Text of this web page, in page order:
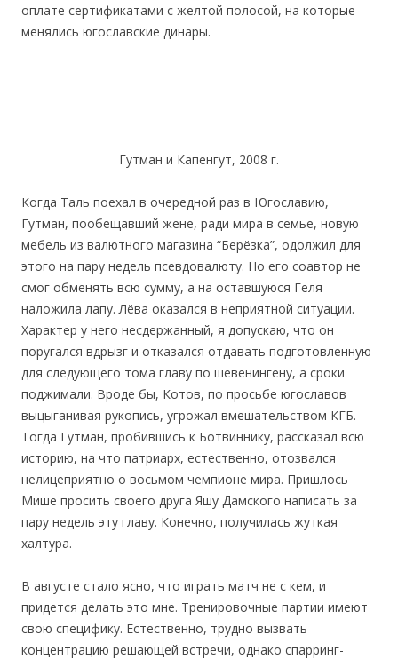
оплате сертификатами с желтой полосой, на которые
менялись югославские динары.
Гутман и Капенгут, 2008 г.
Когда Таль поехал в очередной раз в Югославию,
Гутман, пообещавший жене, ради мира в семье, новую
мебель из валютного магазина “Берёзка”, одолжил для
этого на пару недель псевдовалюту. Но его соавтор не
смог обменять всю сумму, а на оставшуюся Геля
наложила лапу. Лёва оказался в неприятной ситуации.
Характер у него несдержанный, я допускаю, что он
поругался вдрызг и отказался отдавать подготовленную
для следующего тома главу по шевенингену, а сроки
поджимали. Вроде бы, Котов, по просьбе югославов
выцыганивая рукопись, угрожал вмешательством КГБ.
Тогда Гутман, пробившись к Ботвиннику, рассказал всю
историю, на что патриарх, естественно, отозвался
нелицеприятно о восьмом чемпионе мира. Пришлось
Мише просить своего друга Яшу Дамского написать за
пару недель эту главу. Конечно, получилась жуткая
халтура.
В августе стало ясно, что играть матч не с кем, и
придется делать это мне. Тренировочные партии имеют
свою специфику. Естественно, трудно вызвать
концентрацию решающей встречи, однако спарринг-